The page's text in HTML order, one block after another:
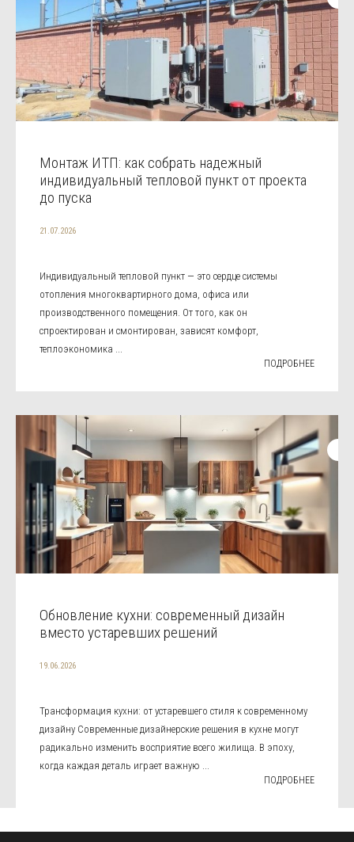
Монтаж ИТП: как собрать надежный
индивидуальный тепловой пункт от проекта
до пуска
21.07.2026
Индивидуальный тепловой пункт — это сердце системы
отопления многоквартирного дома, офиса или
производственного помещения. От того, как он
спроектирован и смонтирован, зависят комфорт,
теплоэкономика ...
ПОДРОБНЕЕ
Обновление кухни: современный дизайн
вместо устаревших решений
19.06.2026
Трансформация кухни: от устаревшего стиля к современному
дизайну Современные дизайнерские решения в кухне могут
радикально изменить восприятие всего жилища. В эпоху,
когда каждая деталь играет важную ...
ПОДРОБНЕЕ